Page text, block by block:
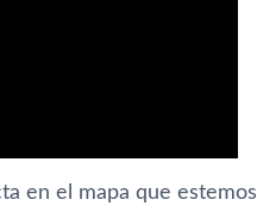
en el mapa que estemos